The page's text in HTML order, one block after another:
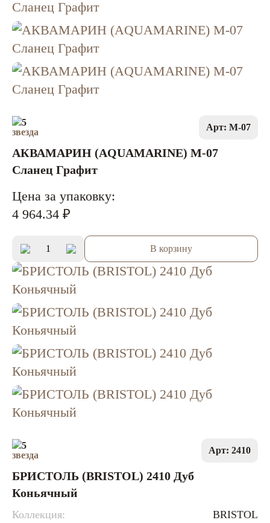
5 Арт: M-07
АКВАМАРИН (AQUAMARINE) M-07
Сланец Графит
Цена за упаковку:
4 964.34 ₽
В корзину
5 Арт: 2410
БРИСТОЛЬ (BRISTOL) 2410 Дуб
Коньячный
Коллекция:
BRISTOL